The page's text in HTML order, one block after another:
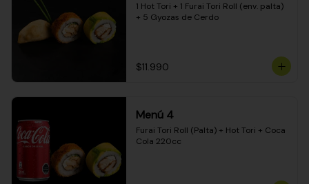
1 Hot Tori + 1 Furai Tori Roll (env. palta)
+ 5 Gyozas de Cerdo
$11.990
Menú 4
Furai Tori Roll (Palta) + Hot Tori + Coca
Cola 220cc